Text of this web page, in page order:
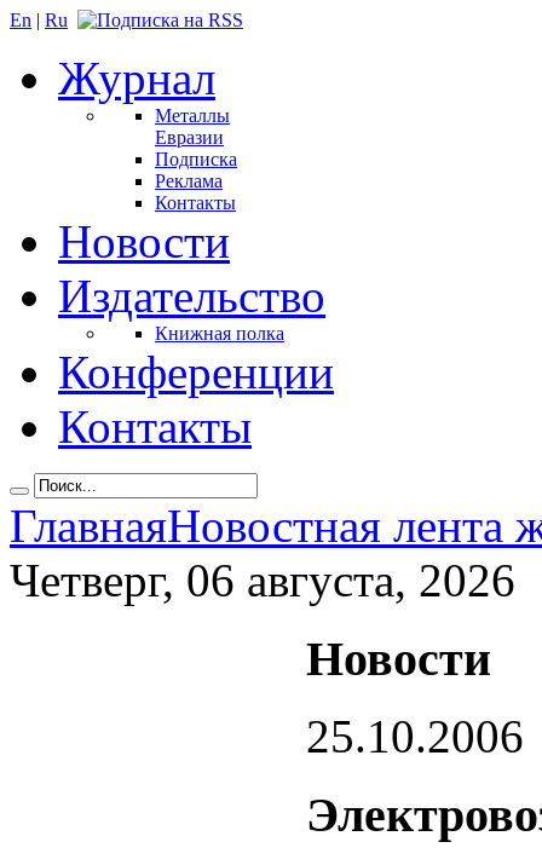
En | Ru
Журнал
Металлы
Евразии
Подписка
Реклама
Контакты
Новости
Издательство
Книжная полка
Конференции
Контакты
ГлавнаяНовостная лента
Четверг, 06 августа, 2026
Новости
25.10.2006